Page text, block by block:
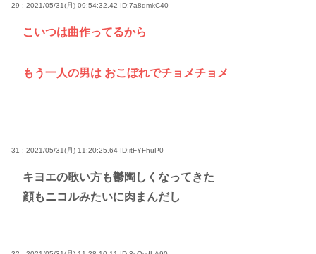
29 : 2021/05/31(月) 09:54:32.42 ID:7a8qmkC40
こいつは曲作ってるから
もう一人の男は おこぼれでチョメチョメ
31 : 2021/05/31(月) 11:20:25.64 ID:itFYFhuP0
キヨエの歌い方も鬱陶しくなってきた
顔もニコルみたいに肉まんだし